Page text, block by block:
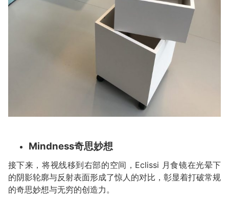
Mindness奇思妙想
接下来，将视线移到右部的空间，Eclissi 月食镜在光晕下
的阴影轮廓与反射表面形成了惊人的对比，彰显着打破常规
的奇思妙想与无穷的创造力。